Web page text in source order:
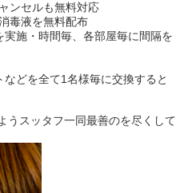
ンセルも無料対応
毒液を無料配布
施・時間毎、各部屋毎に間隔を
どを全て1名様毎に交換すると
うスッタフ一同最善のを尽くして